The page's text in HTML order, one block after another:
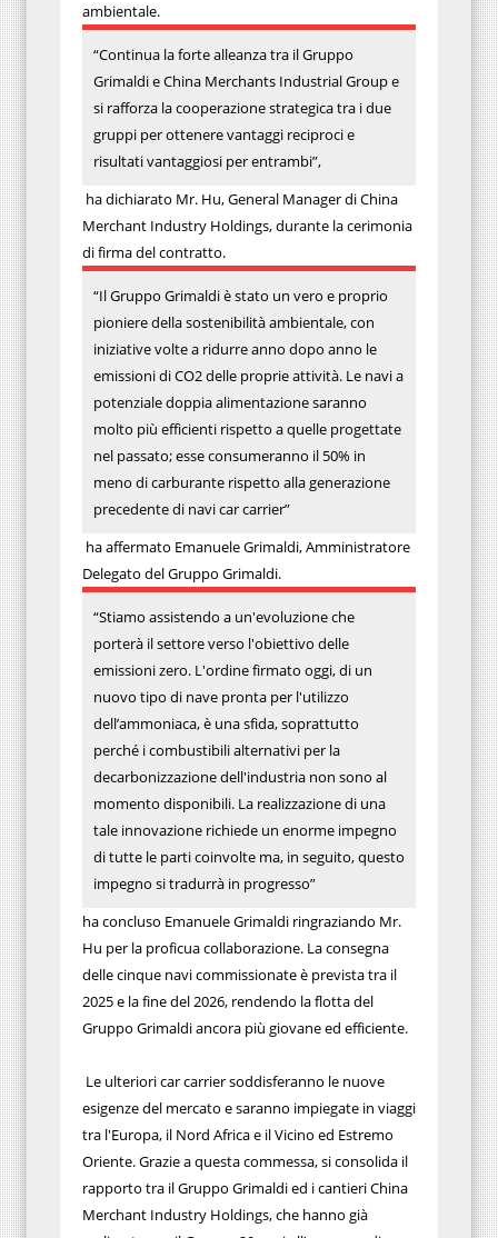
ambientale.
“Continua la forte alleanza tra il Gruppo
Grimaldi e China Merchants Industrial Group e
si rafforza la cooperazione strategica tra i due
gruppi per ottenere vantaggi reciproci e
risultati vantaggiosi per entrambi”,
ha dichiarato Mr. Hu, General Manager di China
Merchant Industry Holdings, durante la cerimonia
di firma del contratto.
“Il Gruppo Grimaldi è stato un vero e proprio
pioniere della sostenibilità ambientale, con
iniziative volte a ridurre anno dopo anno le
emissioni di CO2 delle proprie attività. Le navi a
potenziale doppia alimentazione saranno
molto più efficienti rispetto a quelle progettate
nel passato; esse consumeranno il 50% in
meno di carburante rispetto alla generazione
precedente di navi car carrier”
ha affermato Emanuele Grimaldi, Amministratore
Delegato del Gruppo Grimaldi.
“Stiamo assistendo a un'evoluzione che
porterà il settore verso l'obiettivo delle
emissioni zero. L'ordine firmato oggi, di un
nuovo tipo di nave pronta per l'utilizzo
dell’ammoniaca, è una sfida, soprattutto
perché i combustibili alternativi per la
decarbonizzazione dell'industria non sono al
momento disponibili. La realizzazione di una
tale innovazione richiede un enorme impegno
di tutte le parti coinvolte ma, in seguito, questo
impegno si tradurrà in progresso”
ha concluso Emanuele Grimaldi ringraziando Mr.
Hu per la proficua collaborazione. La consegna
delle cinque navi commissionate è prevista tra il
2025 e la fine del 2026, rendendo la flotta del
Gruppo Grimaldi ancora più giovane ed efficiente.
Le ulteriori car carrier soddisferanno le nuove
esigenze del mercato e saranno impiegate in viaggi
tra l'Europa, il Nord Africa e il Vicino ed Estremo
Oriente. Grazie a questa commessa, si consolida il
rapporto tra il Gruppo Grimaldi ed i cantieri China
Merchant Industry Holdings, che hanno già